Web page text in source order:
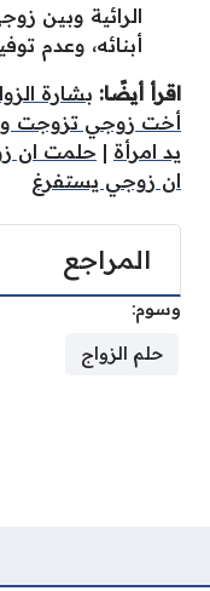
الرائية وبين
أبنائه، وعدم
اقرأ أيضًا: بشارة
أخت زوجي تزوجت
يد امرأة | حلمت ان
ان زوجي يستفرغ
المراجع
وسوم:
حلم الزواج